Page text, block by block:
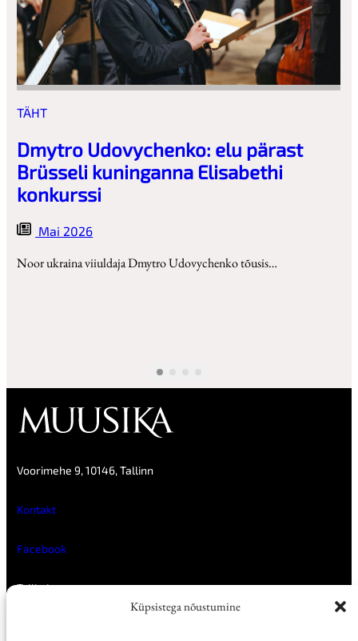
Küpsistega nõustumine
TÄHT
Dmytro Udovychenko: elu pärast
Brüsseli kuninganna Elisabethi
konkurssi
Mai 2026
Noor ukraina viiuldaja Dmytro Udovychenko tõusis…
Voorimehe 9, 10146, Tallinn
Kontakt
Facebook
Tellimine